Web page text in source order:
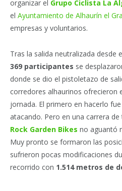
organizar el Grupo Ciclista La
el Ayuntamiento de Alhaurín el
empresas y voluntarios.
Tras la salida neutralizada desde
369 participantes se
donde se dio el pistoletazo de
corredores alhaurinos ofrecieron
jornada. El primero en hacerlo fue
atacando. Pero en una carrera
Rock Garden Bikes no aguantó
Muy pronto se formaron las
sufrieron pocas modificaciones
recorrido con 1.514 metros de